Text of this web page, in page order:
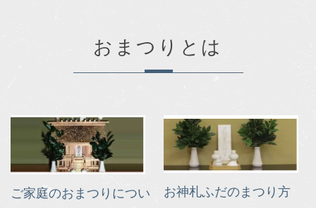
おまつりとは
ご家庭のおまつりについ
お神札ふだのまつり方